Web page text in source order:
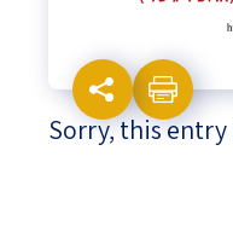
Israel-China
Sorry, this